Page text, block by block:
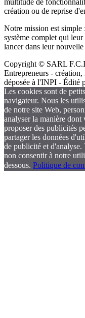
création ou de reprise
Notre mission est simple
système complet qui
lancer dans leur
Copyright © SARL
Entrepreneurs -
déposée à l'INPI - Édité
Les cookies sont de
navigateur. Nous les
de notre site Web,
analyser la manière
proposer des publicités
partager les données
de publicité et
non consentir à notre
dessous. Politique de